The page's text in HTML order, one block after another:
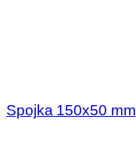
Spojka 150x50 mm